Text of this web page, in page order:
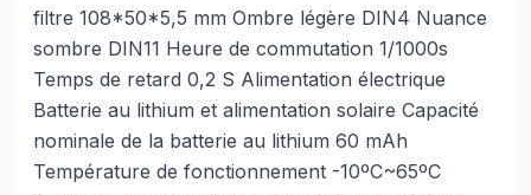
filtre 108*50*5,5 mm Ombre légère DIN4 Nuance
sombre DIN11 Heure de commutation 1/1000s
Temps de retard 0,2 S Alimentation électrique
Batterie au lithium et alimentation solaire Capacité
nominale de la batterie au lithium 60 mAh
Température de fonctionnement -10ºC~65ºC